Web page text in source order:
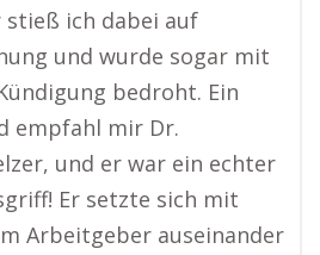
stieß ich dabei auf
und wurde sogar mit
bedroht. Ein
empfahl mir Dr.
und er war ein echter
Er setzte sich mit
Arbeitgeber auseinander